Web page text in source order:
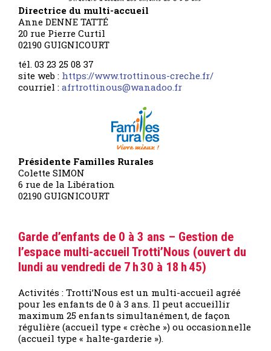
Directrice du multi-accueil
Anne DENNE TATTÉ
20 rue Pierre Curtil
02190 GUIGNICOURT
tél. 03 23 25 08 37
site web : https://www.trottinous-creche.fr/
courriel : afrtrottinous@wanadoo.fr
Présidente Familles Rurales
Colette SIMON
6 rue de la Libération
02190 GUIGNICOURT
Garde d’enfants de 0 à 3 ans – Gestion de
l’espace multi-accueil Trotti’Nous (ouvert du
lundi au vendredi de 7 h 30 à 18 h 45)
Activités : Trotti’Nous est un multi-accueil agréé
pour les enfants de 0 à 3 ans. Il peut accueillir
maximum 25 enfants simultanément, de façon
régulière (accueil type « crèche ») ou occasionnelle
(accueil type « halte-garderie »).